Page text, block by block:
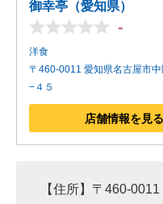
御幸亭（愛知県）
-
洋食
〒460-0011 愛知県名古屋市中
−４５
店舗情報を見
【住所】〒460-